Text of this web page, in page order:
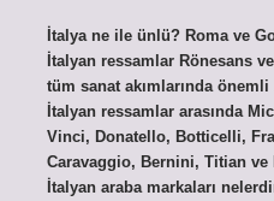
İtalya ne ile ünlü? Roma ve
İtalyan ressamlar Rönesans
tüm sanat akımlarında
İtalyan ressamlar arasında
Vinci, Donatello, Botticelli,
Caravaggio, Bernini, Titian ve
İtalyan araba markaları